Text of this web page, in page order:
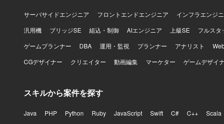
サーバサイドエンジニア フロントエンドエンジニア インフラエンジ
汎用機
ブリッジSE 組込・制御 AIエンジニア 上級SE フルスタ
ゲームプランナー
DBA 運用・監視 プランナー アナリスト
CGデザイナー
クリエイター 動画編集 マーケター ゲームデザイ
スキルから案件を探す
Java PHP Python Ruby JavaScript Swift C# C++ Scala